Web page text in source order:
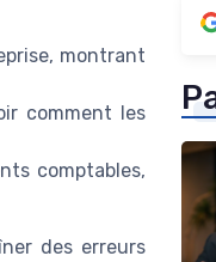
montrant
comment les
comptables,
des erreurs